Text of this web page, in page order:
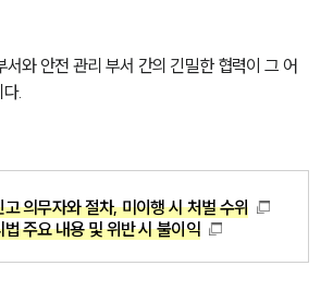
그룹소개
대륜의 강점
서와 안전 관리 부서 간의 긴밀한 협력이 그 어
.
의무자와 절차, 미이행 시 처벌 수위
주요 내용 및 위반 시 불이익